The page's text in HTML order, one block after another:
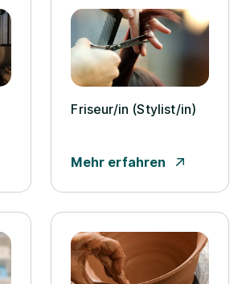
Friseur/­in (Stylist/­in)
Mehr erfahren